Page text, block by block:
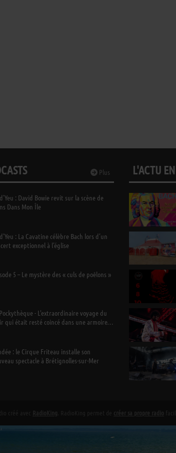
Plus
: David Bowie revit sur la scène de
Dans Mon Île
: La Cavatine célèbre Bach lors d’un
exceptionnel à l’église
5 – Le mystère des « culs de poêlons »
- L'extraordinaire voyage du
qui était resté coincé dans une armoire
: le Cirque Friteau installe son
spectacle à Brétignolles-sur-Mer
L'ACTU